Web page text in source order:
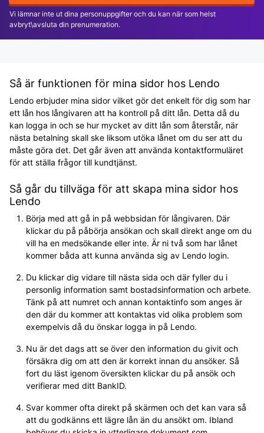
Vi lämnar inte ut dina personuppgifter och du kan när som helst
avbryt\avsluta din prenumeration.
Så är funktionen för mina sidor hos Lendo
Lendo erbjuder mina sidor vilket gör det enkelt för dig som har
ett lån hos långivaren att ha kontroll på ditt lån. Detta då du
kan logga in och se hur mycket av ditt lån som återstår, när
nästa betalning skall ske liksom utöka lånet om du ser att du
måste göra det. Det går även att använda kontaktformuläret
för att ställa frågor till kundtjänst.
Så går du tillväga för att skapa mina sidor hos
Lendo
Börja med att gå in på webbsidan för långivaren. Där
klickar du på påbörja ansökan och skall direkt ange om du
vill ha en medsökande eller inte. Är ni två som har lånet
kommer båda att kunna använda sig av Lendo login.
Du klickar dig vidare till nästa sida och där fyller du i
personlig information samt bostadsinformation och arbete.
Tänk på att numret och annan kontaktinfo som anges är
den där du kommer att kontaktas vid olika problem som
exempelvis då du önskar logga in på Lendo.
Nu är det dags att se över den information du givit och
försäkra dig om att den är korrekt innan du ansöker. Så
fort du läst igenom översikten klickar du på ansök och
verifierar med ditt BankID.
Svar kommer ofta direkt på skärmen och det kan vara så
att du godkänns ett lägre lån än du ansökt om. Ibland